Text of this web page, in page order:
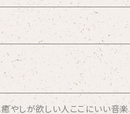
やしが欲しい人ここにいい音楽